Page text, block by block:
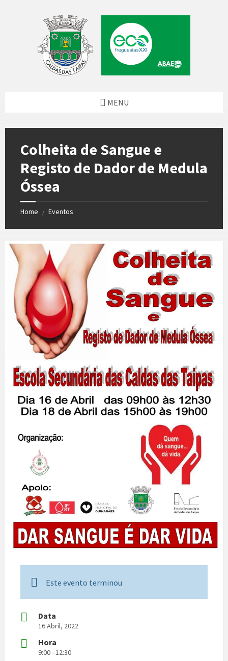
MENU
Colheita de Sangue e
Registo de Dador de Medula
Óssea
Home / Eventos
Este evento terminou
Data
16 Abril, 2022
Hora
9:00 - 12:30